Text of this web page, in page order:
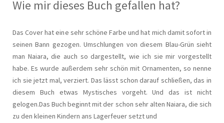
Wie mir dieses Buch gefallen hat?
Das Cover hat eine sehr schöne Farbe und hat mich damit sofort in
seinen Bann gezogen. Umschlungen von diesem Blau-Grün sieht
man Naiara, die auch so dargestellt, wie ich sie mir vorgestellt
habe. Es wurde außerdem sehr schön mit Ornamenten, so nenne
ich sie jetzt mal, verziert. Das lässt schon darauf schließen, das in
diesem Buch etwas Mystisches vorgeht. Und das ist nicht
gelogen.Das Buch beginnt mit der schon sehr alten Naiara, die sich
zu den kleinen Kindern ans Lagerfeuer setzt und